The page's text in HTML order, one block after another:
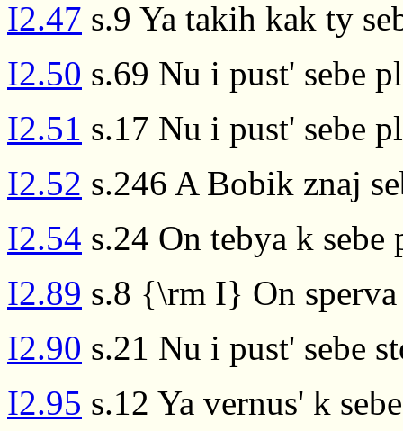
I2.47 s.9 Ya takih kak ty
I2.50 s.69 Nu i pust' sebe
I2.51 s.17 Nu i pust' sebe
I2.52 s.246 A Bobik znaj
I2.54 s.24 On tebya k sebe
I2.89 s.8 {\rm I} On
I2.90 s.21 Nu i pust' sebe
I2.95 s.12 Ya vernus' k